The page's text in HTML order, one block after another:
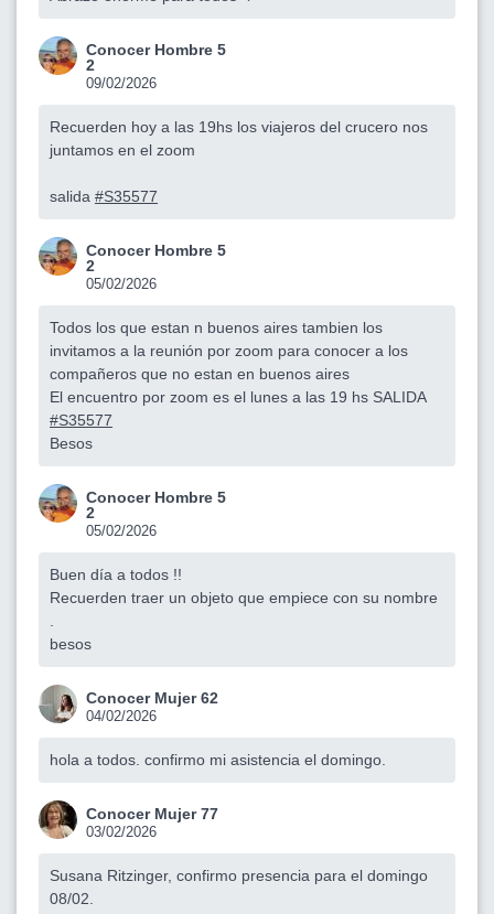
Conocer Hombre 5
2
09/02/2026
Recuerden hoy a las 19hs los viajeros del crucero nos
juntamos en el zoom
salida #S35577
Conocer Hombre 5
2
05/02/2026
Todos los que estan n buenos aires tambien los
invitamos a la reunión por zoom para conocer a los
compañeros que no estan en buenos aires
El encuentro por zoom es el lunes a las 19 hs SALIDA
#S35577
Besos
Conocer Hombre 5
2
05/02/2026
Buen día a todos !!
Recuerden traer un objeto que empiece con su nombre
besos
Conocer Mujer 62
04/02/2026
hola a todos. confirmo mi asistencia el domingo.
Conocer Mujer 77
03/02/2026
Susana Ritzinger, confirmo presencia para el domingo
08/02.